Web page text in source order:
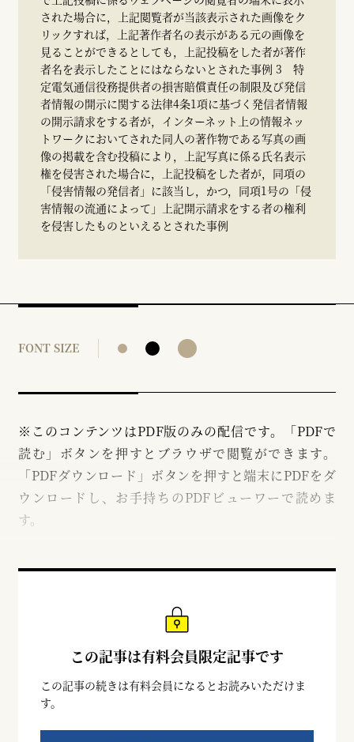
された場合に，上記閲覧者が当該表示された画像をク
リックすれば，上記著作者名の表示がある元の画像を
見ることができるとしても，上記投稿をした者が著作
者名を表示したことにはならないとされた事例 3 特
定電気通信役務提供者の損害賠償責任の制限及び発信
者情報の開示に関する法律4条1項に基づく発信者情報
の開示請求をする者が，インターネット上の情報ネッ
トワークにおいてされた同人の著作物である写真の画
像の掲載を含む投稿により，上記写真に係る氏名表示
権を侵害された場合に，上記投稿をした者が，同項の
「侵害情報の発信者」に該当し，かつ，同項1号の「侵
害情報の流通によって」上記開示請求をする者の権利
を侵害したものといえるとされた事例
FONT SIZE
※このコンテンツはPDF版のみの配信です。「PDFで
読む」ボタンを押すとブラウザで閲覧ができます。
「PDFダウンロード」ボタンを押すと端末にPDFをダ
ウンロードし、お手持ちのPDFビューワーで読めま
す。
この記事は有料会員限定記事です
この記事の続きは有料会員になるとお読みいただけま
す。